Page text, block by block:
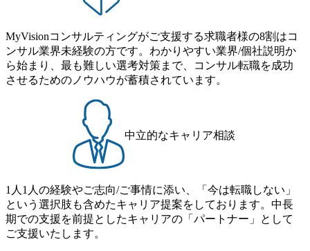
MyVisionコンサルティングがご支援する求職者様の8割はコ
ンサル業界未経験の方です。わかりやすい業界/個社説明か
ら始まり、最も難しい選考対策まで、コンサル転職を成功
させるためのノウハウが蓄積されています。
中立的なキャリア相談
1人1人の経験やご志向/ご事情に添い、「今は転職しない」
という選択肢も含めたキャリア提案をしております。中長
期での支援を前提としたキャリアの「パートナー」として
ご支援いたします。